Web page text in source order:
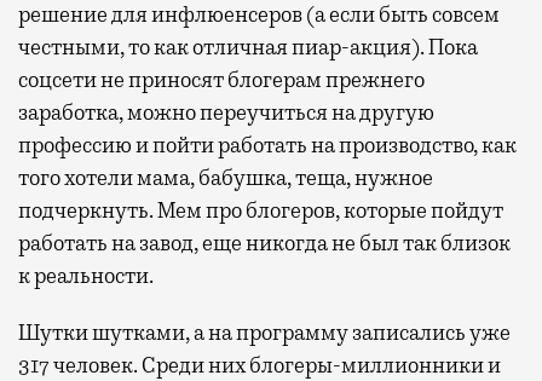
решение для инфлюенсеров (а если быть совсем
честными, то как отличная пиар-акция). Пока
соцсети не приносят блогерам прежнего
заработка, можно переучиться на другую
профессию и пойти работать на производство, как
того хотели мама, бабушка, теща, нужное
подчеркнуть. Мем про блогеров, которые пойдут
работать на завод, еще никогда не был так близок
к реальности.
Шутки шутками, а на программу записались уже
317 человек. Среди них блогеры-миллионники и